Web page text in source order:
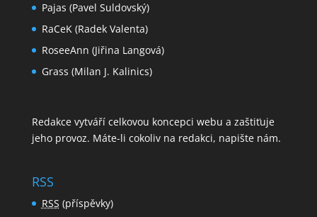
Pajas (Pavel Suldovský)
RaCeK (Radek Valenta)
RoseeAnn (Jiřina Langová)
Grass (Milan J. Kalinics)
Redakce vytváří celkovou koncepci webu a zaštiťuje
jeho provoz. Máte-li cokoliv na redakci, napište nám.
RSS
RSS (příspěvky)